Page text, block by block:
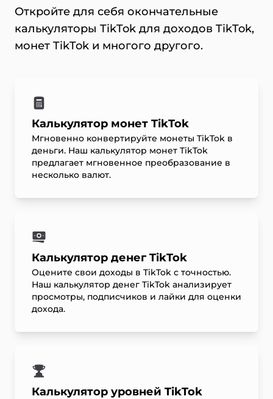
Откройте для себя окончательные
калькуляторы TikTok для доходов TikTok,
монет TikTok и многого другого.
Калькулятор монет TikTok
Мгновенно конвертируйте монеты TikTok в
деньги. Наш калькулятор монет TikTok
предлагает мгновенное преобразование в
несколько валют.
Калькулятор денег TikTok
Оцените свои доходы в TikTok с точностью.
Наш калькулятор денег TikTok анализирует
просмотры, подписчиков и лайки для оценки
дохода.
Калькулятор уровней TikTok